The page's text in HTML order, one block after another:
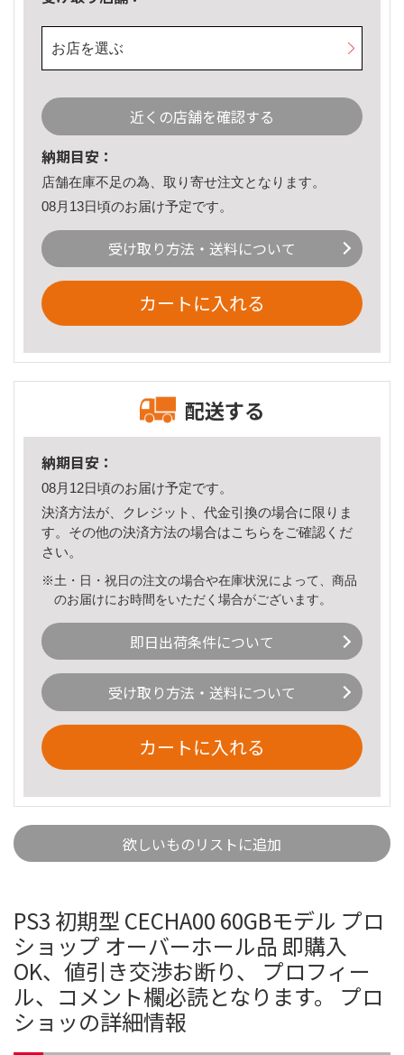
お店を選ぶ
近くの店舗を確認する
納期目安：
店舗在庫不足の為、取り寄せ注文となります。
08月13日頃のお届け予定です。
受け取り方法・送料について
カートに入れる
配送する
納期目安：
08月12日頃のお届け予定です。
決済方法が、クレジット、代金引換の場合に限りま
す。その他の決済方法の場合はこちら をご確認くだ
さい。
※土・日・祝日の注文の場合や在庫状況によって、商品
のお届けにお時間をいただく場合がございます。
即日出荷条件について
受け取り方法・送料について
カートに入れる
欲しいものリストに追加
PS3 初期型 CECHA00 60GBモデル プロ
ショップ オーバーホール品 即購入
OK、値引き交渉お断り、 プロフィー
ル、コメント欄必読となります。 プロ
ショッの詳細情報